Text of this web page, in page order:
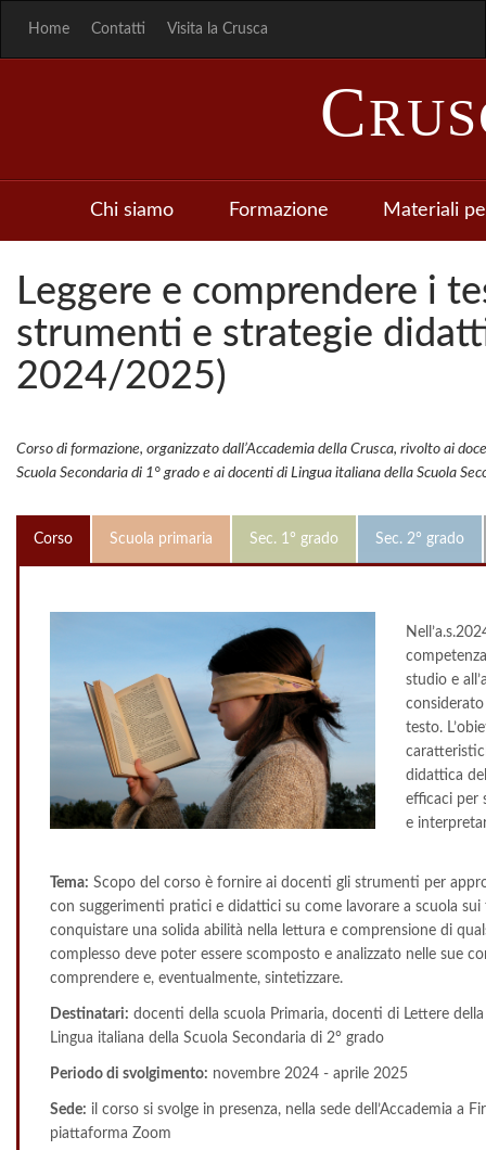
Home Contatti Visita la Crusca
C
Chi siamo Formazione Materiali
Leggere e comprendere i
strumenti e strategie
2024/2025)
Corso di formazione, organizzato dall’Accademia della Crusca, rivolto ai
Scuola Secondaria di 1° grado e ai docenti di Lingua italiana della Scuola
Corso Scuola primaria Sec. 1° grado Sec. 2° grado
studio e
testo.
didattica
efficaci per
e
Tema: Scopo del corso è fornire ai docenti gli strumenti per
con suggerimenti pratici e didattici su come lavorare a scuola
conquistare una solida abilità nella lettura e comprensione di
complesso deve poter essere scomposto e analizzato nelle sue
comprendere e, eventualmente, sintetizzare.
Destinatari: docenti della scuola Primaria, docenti di Lettere
Lingua italiana della Scuola Secondaria di 2° grado
Periodo di svolgimento: novembre 2024 - aprile 2025
Sede: il corso si svolge in presenza, nella sede dell’Accademia a
piattaforma Zoom